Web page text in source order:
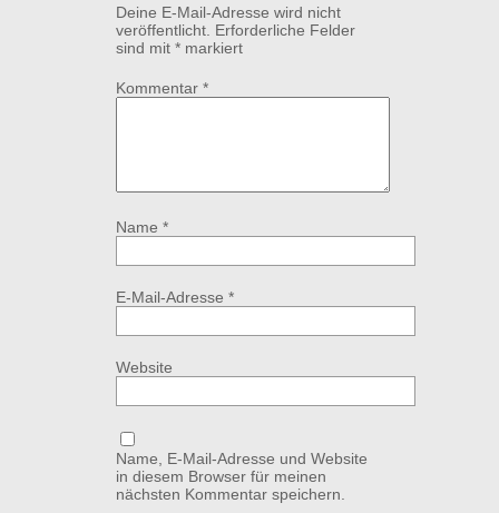
Deine E-Mail-Adresse wird nicht
veröffentlicht. Erforderliche Felder
sind mit * markiert
Kommentar *
Name *
E-Mail-Adresse *
Website
Name, E-Mail-Adresse und Website
in diesem Browser für meinen
nächsten Kommentar speichern.